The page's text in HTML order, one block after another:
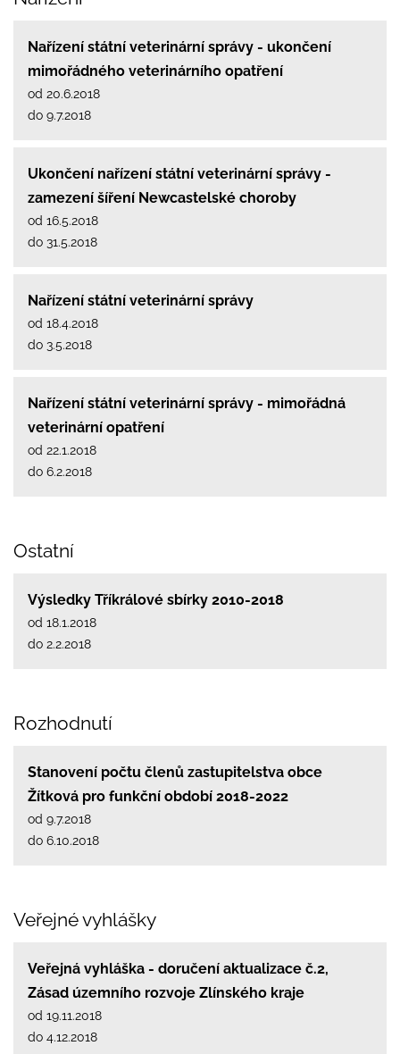
Nařízení státní veterinární správy - ukončení
mimořádného veterinárního opatření
od 20.6.2018
do 9.7.2018
Ukončení nařízení státní veterinární správy -
zamezení šíření Newcastelské choroby
od 16.5.2018
do 31.5.2018
Nařízení státní veterinární správy
od 18.4.2018
do 3.5.2018
Nařízení státní veterinární správy - mimořádná
veterinární opatření
od 22.1.2018
do 6.2.2018
Ostatní
Výsledky Tříkrálové sbírky 2010-2018
od 18.1.2018
do 2.2.2018
Rozhodnutí
Stanovení počtu členů zastupitelstva obce
Žítková pro funkční období 2018-2022
od 9.7.2018
do 6.10.2018
Veřejné vyhlášky
Veřejná vyhláška - doručení aktualizace č.2,
Zásad územního rozvoje Zlínského kraje
od 19.11.2018
do 4.12.2018